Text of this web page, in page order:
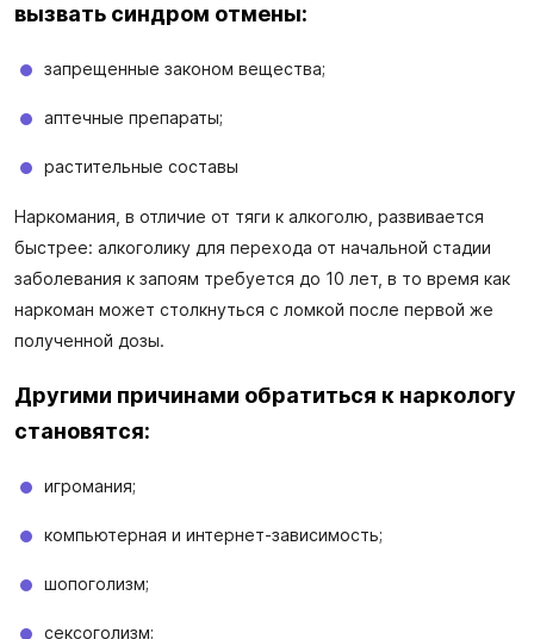
вызвать синдром отмены:
запрещенные законом вещества;
аптечные препараты;
растительные составы
Наркомания, в отличие от тяги к алкоголю, развивается
быстрее: алкоголику для перехода от начальной стадии
заболевания к запоям требуется до 10 лет, в то время как
наркоман может столкнуться с ломкой после первой же
полученной дозы.
Другими причинами обратиться к наркологу
становятся:
игромания;
компьютерная и интернет-зависимость;
шопоголизм;
сексоголизм;